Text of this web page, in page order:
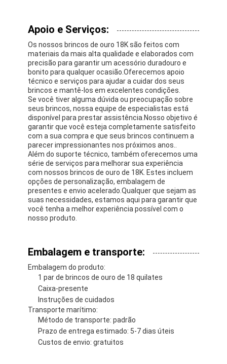
Apoio e Serviços:
Os nossos brincos de ouro 18K são feitos com
materiais da mais alta qualidade e elaborados com
precisão para garantir um acessório duradouro e
bonito para qualquer ocasião.Oferecemos apoio
técnico e serviços para ajudar a cuidar dos seus
brincos e mantê-los em excelentes condições.
Se você tiver alguma dúvida ou preocupação sobre
seus brincos, nossa equipe de especialistas está
disponível para prestar assistência.Nosso objetivo é
garantir que você esteja completamente satisfeito
com a sua compra e que seus brincos continuem a
parecer impressionantes nos próximos anos..
Além do suporte técnico, também oferecemos uma
série de serviços para melhorar sua experiência
com nossos brincos de ouro de 18K. Estes incluem
opções de personalização, embalagem de
presentes e envio acelerado.Qualquer que sejam as
suas necessidades, estamos aqui para garantir que
você tenha a melhor experiência possível com o
nosso produto.
Embalagem e transporte:
Embalagem do produto:
1 par de brincos de ouro de 18 quilates
Caixa-presente
Instruções de cuidados
Transporte marítimo:
Método de transporte: padrão
Prazo de entrega estimado: 5-7 dias úteis
Custos de envio: gratuitos